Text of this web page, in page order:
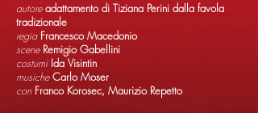
autoreadattamento di Tiziana Perini dalla favola
tradizionale
regia Francesco Macedonio
scene Remigio Gabellini
costumi Ida Visintin
musicheCarlo Moser
con Franco Korosec, Maurizio Repetto